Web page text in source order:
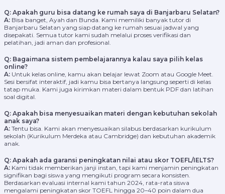
Q: Apakah guru bisa datang ke rumah saya di Banjarbaru Selatan?
A: Bisa banget, Ayah dan Bunda. Kami memiliki banyak tutor di
Banjarbaru Selatan yang siap datang ke rumah sesuai jadwal yang
disepakati. Semua tutor kami sudah melalui proses verifikasi dan
pelatihan, jadi aman dan profesional.
Q: Bagaimana sistem pembelajarannya kalau saya pilih kelas
online?
A: Untuk kelas online, kamu akan belajar lewat Zoom atau Google Meet.
Sesi bersifat interaktif, jadi kamu bisa bertanya langsung seperti di kelas
tatap muka. Kami juga kirimkan materi dalam bentuk PDF dan latihan
soal digital.
Q: Apakah bisa menyesuaikan materi dengan kebutuhan sekolah
anak saya?
A: Tentu bisa. Kami akan menyesuaikan silabus berdasarkan kurikulum
sekolah (Kurikulum Merdeka atau Cambridge) dan kebutuhan akademik
anak.
Q: Apakah ada garansi peningkatan nilai atau skor TOEFL/IELTS?
A: Kami tidak memberikan janji instan, tapi kami menjamin peningkatan
signifikan bagi siswa yang mengikuti program secara konsisten.
Berdasarkan evaluasi internal kami tahun 2024, rata-rata siswa
mengalami peningkatan skor TOEFL hingga 20–40 poin dalam dua